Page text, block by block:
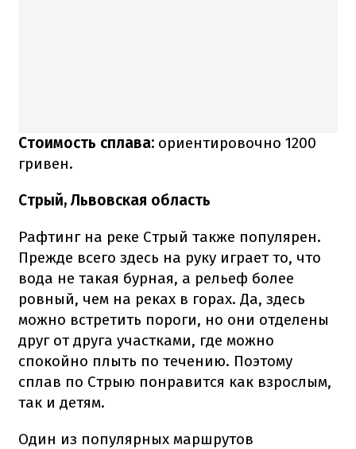
Стоимость сплава: ориентировочно 1200
гривен.
Стрый, Львовская область
Рафтинг на реке Стрый также популярен.
Прежде всего здесь на руку играет то, что
вода не такая бурная, а рельеф более
ровный, чем на реках в горах. Да, здесь
можно встретить пороги, но они отделены
друг от друга участками, где можно
спокойно плыть по течению. Поэтому
сплав по Стрыю понравится как взрослым,
так и детям.
Один из популярных маршрутов